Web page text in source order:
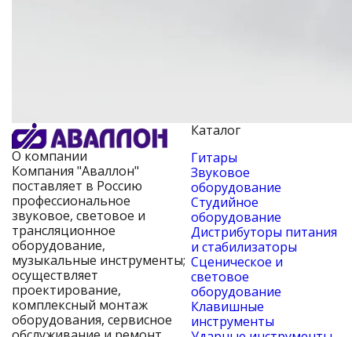
О компании
Компания "Аваллон"
поставляет в Россию
профессиональное
звуковое, световое и
трансляционное
оборудование,
музыкальные инструменты;
осуществляет
проектирование,
комплексный монтаж
оборудования, сервисное
Каталог
Гитары
Звуковое
оборудование
Студийное
оборудование
Дистрибуторы питания
и стабилизаторы
Сценическое и
световое
оборудование
Клавишные
инструменты